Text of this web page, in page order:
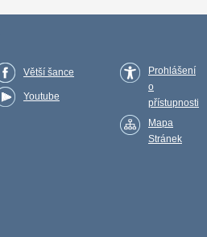
Větší šance
Youtube
Prohlášení
o
přístupnosti
Mapa
Stránek